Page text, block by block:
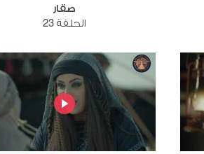
صقار
الحلقة 23